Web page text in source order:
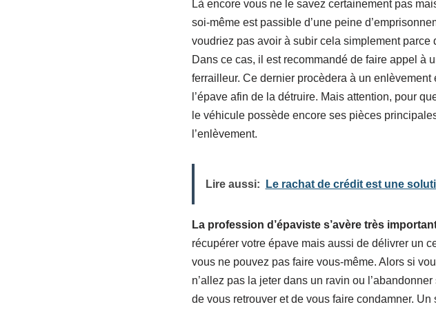
Là encore vous ne le savez certainement pas
soi-même est passible d’une peine
voudriez pas avoir à subir cela simplement
Dans ce cas, il est recommandé de faire appel à
ferrailleur. Ce dernier procèdera à un
l’épave afin de la détruire. Mais attention, pour
le véhicule possède encore ses pièces
l’enlèvement.
Lire aussi: Le rachat de crédit est une
La profession d’épaviste s’avère très
récupérer votre épave mais aussi de délivrer un
vous ne pouvez pas faire vous-même. Alors si
n’allez pas la jeter dans un ravin ou
de vous retrouver et de vous faire condamner.